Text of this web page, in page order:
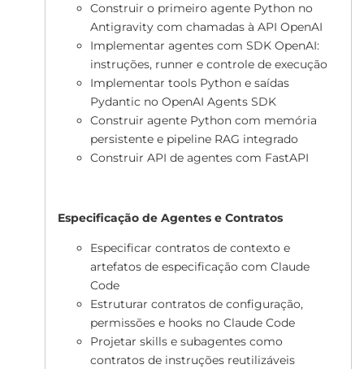
Construir o primeiro agente Python no
Antigravity com chamadas à API OpenAI
Implementar agentes com SDK OpenAI:
instruções, runner e controle de execução
Implementar tools Python e saídas
Pydantic no OpenAI Agents SDK
Construir agente Python com memória
persistente e pipeline RAG integrado
Construir API de agentes com FastAPI
Especificação de Agentes e Contratos
Especificar contratos de contexto e
artefatos de especificação com Claude
Code
Estruturar contratos de configuração,
permissões e hooks no Claude Code
Projetar skills e subagentes como
contratos de instruções reutilizáveis